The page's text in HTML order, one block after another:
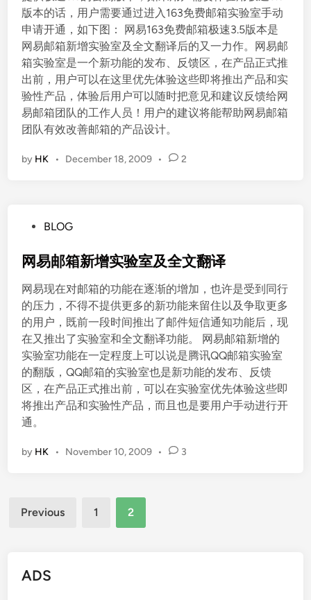
版本的话，用户需要通过进入163免费邮箱实验室手动
申请开通，如下图： 网易163免费邮箱极速3.5版本是
网易邮箱新增实验室及全文翻译后的又一力作。网易邮
箱实验室是一个新功能的发布、反馈区，在产品正式推
出前，用户可以在这里优先体验这些即将推出产品和实
验性产品，体验后用户可以随时把意见和建议反馈给网
易邮箱团队的工作人员！用户的建议将能帮助网易邮箱
团队有效改善邮箱的产品设计。
by HK • December 18, 2009 • 2
s
e
d
i
n
BLOG
网易邮箱新增实验室及全文翻译
网易现在对邮箱的功能在逐渐的增加，也许是受到同行
的压力，不得不提供更多的新功能来留住以及争取更多
的用户，既前一段时间推出了邮件短信通知功能后，现
在又推出了实验室和全文翻译功能。 网易邮箱新增的
实验室功能在一定程度上可以说是腾讯QQ邮箱实验室
的翻版，QQ邮箱的实验室也是新功能的发布、反馈
区，在产品正式推出前，可以在实验室优先体验这些即
将推出产品和实验性产品，而且也是要用户手动进行开
通。
by HK • November 10, 2009 • 3
Posts
Previous 1 2
ADS